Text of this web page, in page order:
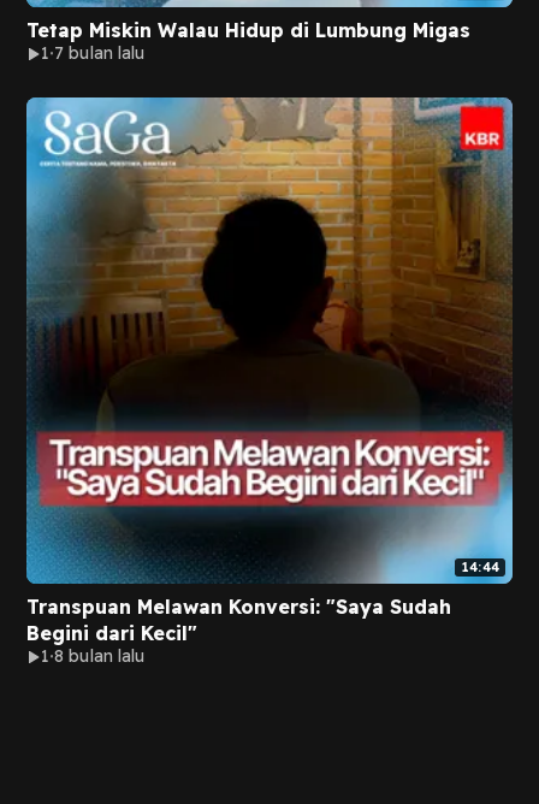
Tetap Miskin Walau Hidup di Lumbung Migas
1 7 bulan lalu
14:44
Transpuan Melawan Konversi: "Saya Sudah
Begini dari Kecil"
1 8 bulan lalu